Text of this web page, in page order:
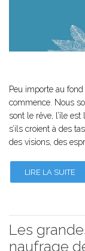
Peu importe au fond
commence. Nous
sont le rêve, l’île
s’ils croient à des
des visions, des
LIRE LA SUITE
Les
naufrage